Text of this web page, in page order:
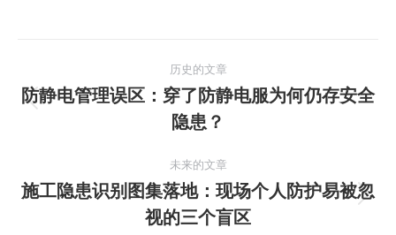
章
航
历史的文章
历
史
文
章：
防静电管理误区：穿了防静电服为何仍存安全
隐患？
未来的文章
来
施工隐患识别图集落地：现场个人防护易被忽
视的三个盲区